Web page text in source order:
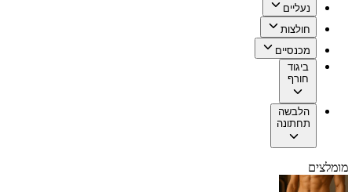
נעליים
חולצות
מכנסיים
ביגוד
חורף
הלבשה
תחתונה
מומלצים